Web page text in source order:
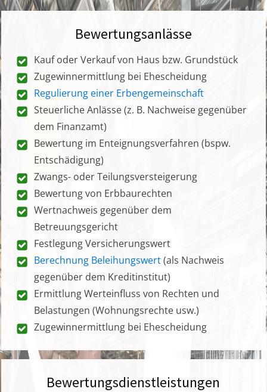
Bewertungsanlässe
Kauf oder Verkauf von Haus bzw. Grundstück
Zugewinnermittlung bei Ehescheidung
Regulierung einer Erbengemeinschaft
Steuerliche Anlässe (z. B. Nachweise gegenüber
dem Finanzamt)
Bewertung im Enteignungsverfahren (bspw.
Entschädigung)
Zwangs- oder Teilungsversteigerung
Bewertung von Erbbaurechten
Wertnachweis gegenüber dem
Betreuungsgericht
Festlegung Versicherungswert
Berechnung Beleihungswert(als Nachweis
gegenüber dem Kreditinstitut)
Ermittlung Werteinfluss von Rechten und
Belastungen (Wohnungsrechte usw.)
Zugewinnermittlung bei Ehescheidung
Bewertungsdienstleistungen